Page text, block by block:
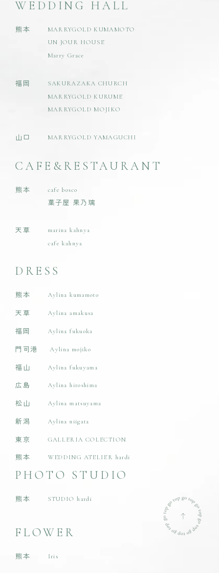
WEDDING HALL
熊本
MARRYGOLD KUMAMOTO
UN JOUR HOUSE
Marry Grace
福岡
SAKURAZAKA CHURCH
MARRYGOLD KURUME
MARRYGOLD MOJIKO
山口 MARRYGOLD YAMAGUCHI
CAFE&RESTAURANT
熊本 cafe bosco
菓子屋 果乃璃
天草
marina kahnya
cafe kahnya
DRESS
熊本 Aylina kumamoto
天草 Aylina amakusa
福岡 Aylina fukuoka
門司港 Aylina mojiko
福山 Aylina fukuyama
広島 Aylina hiroshima
松山 Aylina matsuyama
新潟 Aylina niigata
東京 GALLERIA COLECTION
熊本 WEDDING ATELIER hardi
PHOTO STUDIO
熊本 STUDIO hardi
FLOWER
熊本 Iris